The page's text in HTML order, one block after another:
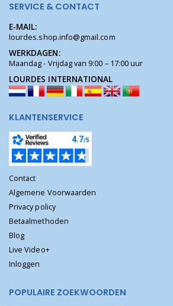
SERVICE & CONTACT
E-MAIL:
lourdes.shop.info@gmail.com
WERKDAGEN:
Maandag - Vrijdag van 9:00 – 17:00 uur
LOURDES INTERNATIONAL
KLANTENSERVICE
Contact
Algemene Voorwaarden
Privacy policy
Betaalmethoden
Blog
Live Video+
Inloggen
POPULAIRE ZOEKWOORDEN